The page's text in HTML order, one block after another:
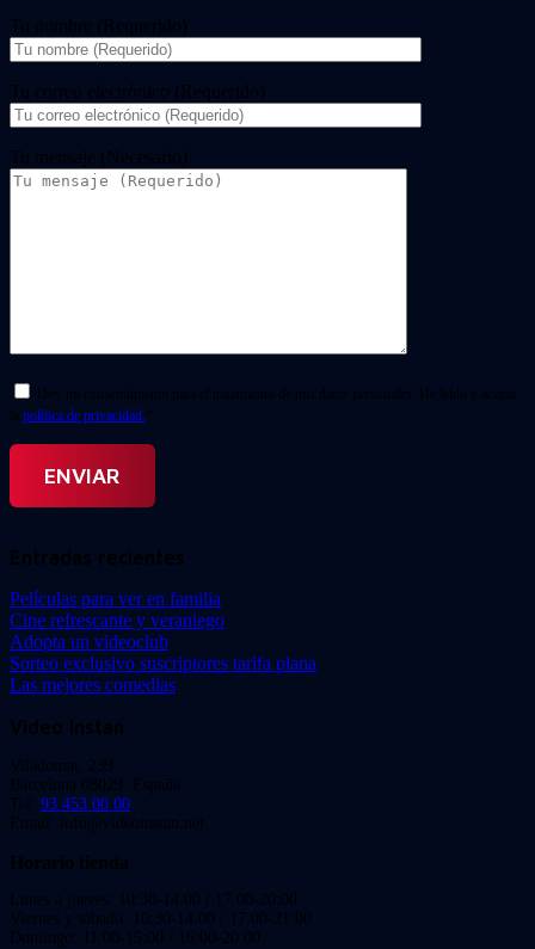
Tu nombre (Requerido)
Tu correo electrónico (Requerido)
Tu mensaje (Necesario)
Doy mi consentimiento para el tratamiento de mis datos personales. He leído y acepto
la política de privacidad. *
Entradas recientes
Películas para ver en familia
Cine refrescante y veraniego
Adopta un videoclub
Sorteo exclusivo suscriptores tarifa plana
Las mejores comedias
Video Instan
Viladomat, 239
Barcelona 08029. España.
Tel: 93 453 00 00
Email: info@videoinstan.net
Horario tienda
Lunes a jueves: 10:30-14:00 / 17:00-20:00
Viernes y sábado: 10:30-14:00 / 17:00-21:00
Domingo: 11:00-15:00 / 16:00-20:00